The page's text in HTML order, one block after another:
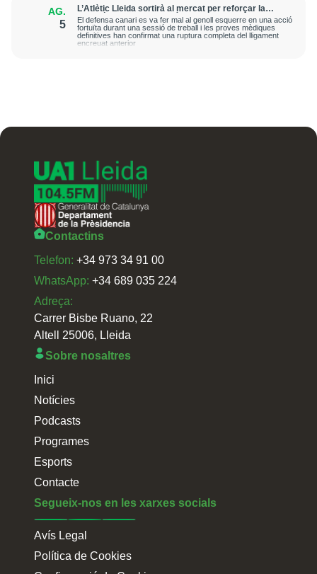
AG.
5
L’Atlètic Lleida sortirà al mercat per reforçar la
posició de central després de la greu lesió que ha
patit Cristian Abreu
El defensa canari es va fer mal al genoll esquerre en una acció
fortuïta durant una sessió de treball i les proves mèdiques
definitives han confirmat una ruptura completa del lligament
encreuat anterior
Contactins
Telefon: +34 973 34 91 00
WhatsApp: +34 689 035 224
Adreça:
Carrer Bisbe Ruano, 22
Altell 25006, Lleida
Sobre nosaltres
Inici
Notícies
Podcasts
Programes
Esports
Contacte
Segueix-nos en les xarxes socials
Avís Legal
Política de Cookies